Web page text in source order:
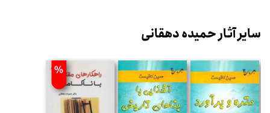
سایر آثار حمیده دهقانی
%